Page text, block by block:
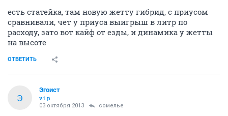
есть статейка, там новую жетту гибрид, с приусом
сравнивали, чет у приуса выигрыш в литр по
расходу, зато вот кайф от езды, и динамика у жетты
на высоте
ОТВЕТИТЬ
Э
Эгоист
v.i.p.
03 октября 2013 сомелье